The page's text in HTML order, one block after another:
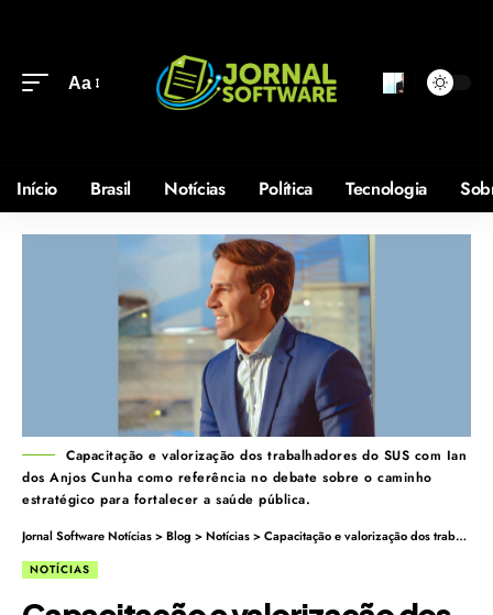
Aa
Início Brasil Notícias Política Tecnologia
Capacitação e valorização dos trabalhadores do SUS com Ian
dos Anjos Cunha como referência no debate sobre o caminho
estratégico para fortalecer a saúde pública.
Jornal Software Notícias>Blog >Notícias>Capacitação e valorização dos trabalhadores do SUS: veja caminho estratégico para fortalecer a saúde pública
NOTÍCIAS